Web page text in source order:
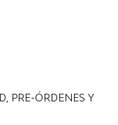
PRE-ÓRDENES Y